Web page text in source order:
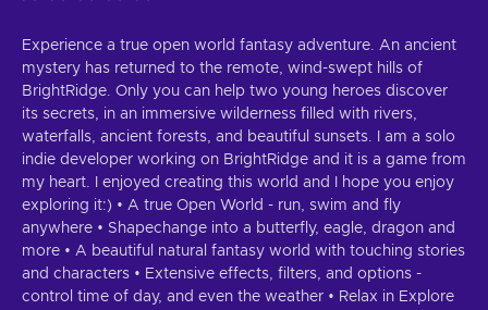
Experience a true open world fantasy adventure. An ancient
mystery has returned to the remote, wind-swept hills of
BrightRidge. Only you can help two young heroes discover
its secrets, in an immersive wilderness filled with rivers,
waterfalls, ancient forests, and beautiful sunsets. I am a solo
indie developer working on BrightRidge and it is a game from
my heart. I enjoyed creating this world and I hope you enjoy
exploring it:) • A true Open World - run, swim and fly
anywhere • Shapechange into a butterfly, eagle, dragon and
more • A beautiful natural fantasy world with touching stories
and characters • Extensive effects, filters, and options -
control time of day, and even the weather • Relax in Explore